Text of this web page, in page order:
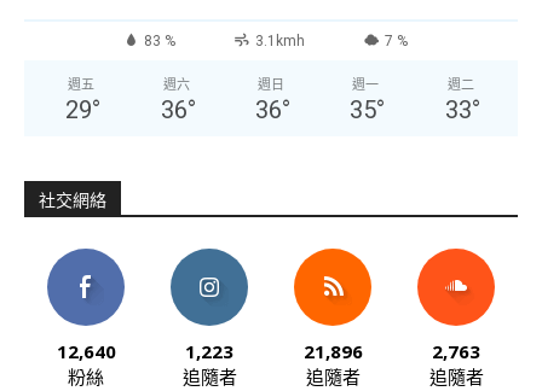
83 % 3.1kmh 7 %
週五
29°
週六
36°
週日
36°
週一
35°
週二
33°
社交網絡
12,640
粉絲
1,223
追隨者
21,896
追隨者
2,763
追隨者